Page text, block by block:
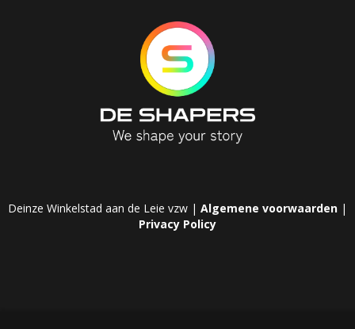
Deinze Winkelstad aan de Leie vzw | Algemene voorwaarden |
Privacy Policy